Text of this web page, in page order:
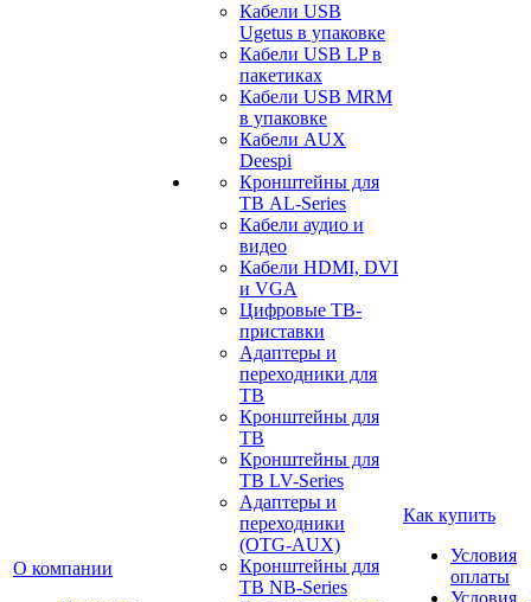
О компании
Кабели USB
Ugetus в упаковке
Кабели USB LP в
пакетиках
Кабели USB MRM
в упаковке
Кабели AUX
Deespi
Кронштейны для
ТВ AL-Series
Кабели аудио и
видео
Кабели HDMI, DVI
и VGA
Цифровые ТВ-
приставки
Адаптеры и
переходники для
ТВ
Кронштейны для
ТВ
Кронштейны для
ТВ LV-Series
Адаптеры и
переходники
(OTG-AUX)
Кронштейны для
ТВ NB-Series
Как купить
Условия
оплаты
Условия